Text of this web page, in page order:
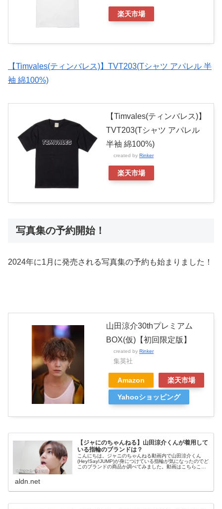
楽天市場
【Timvales(ティンバレス)】TVT203(Tシャツ アパレル 半
袖 綿100%)
【Timvales(ティンバレス)】
TVT203(Tシャツ アパレル
半袖 綿100%)
created by Rinker
楽天市場
写真集の予約開始！
2024年に1月に発売される写真集の予約も始まりました！
山田涼介30thプレミアム
BOX(仮)【初回限定版】
created by Rinker
集英社
Amazon 楽天市場
Yahooショッピング
【ジャにのちゃんねる】山田涼介くんが着用して
いる指輪のブランドは？
こんにちは。ジャニのちゃんねる動画内で山田涼介くん
(Hey!Say!JUMP)が身につけている指輪が気になったのでど
このブランドの商品か調べてみました。動画はこちらこの
aldn.net